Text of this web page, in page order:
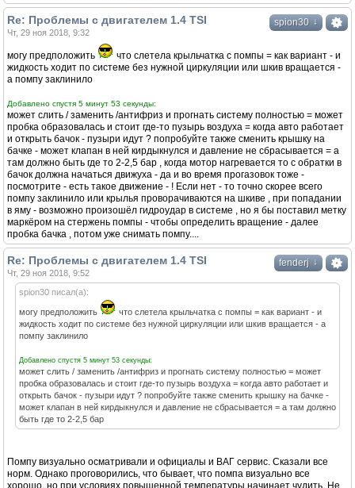
spion30 ↓
Re: Проблемы с двигателем 1.4 TSI
Чт, 29 ноя 2018, 9:32
могу предположить
что слетела крыльчатка с помпы = как вариант - и
жидкость ходит по системе без нужной циркуляции или шкив вращается -
а помпу заклинило
Добавлено спустя 5 минут 53 секунды:
может слить / заменить /антифриз и прогнать систему полностью = может
пробка образовалась и стоит где-то пузырь воздуха = когда авто работает
и открыть бачок - пузыри идут ? попробуйте также сменить крышку на
бачке - может клапан в ней кирдыкнулся и давление не сбрасывается = а
там должно быть где то 2-2,5 бар , когда мотор нагревается то с обратки в
бачок должна начаться движуха - да и во время прогазовок тоже -
посмотрите - есть такое движение - ! Если нет - то точно скорее всего
помпу заклинило или крылья проворачиваются на шкиве , при попадании
в яму - возможно произошёл гидроудар в системе , но я бы поставил метку
маркёром на стержень помпы - чтобы определить вращение - далее
пробка бачка , потом уже снимать помпу....
fenderj ↓
Re: Проблемы с двигателем 1.4 TSI
Чт, 29 ноя 2018, 9:52
spion30 писал(а):
могу предположить
что слетела крыльчатка с помпы = как вариант - и
жидкость ходит по системе без нужной циркуляции или шкив вращается - а
помпу заклинило
Добавлено спустя 5 минут 53 секунды:
может слить / заменить /антифриз и прогнать систему полностью = может
пробка образовалась и стоит где-то пузырь воздуха = когда авто работает и
открыть бачок - пузыри идут ? попробуйте также сменить крышку на бачке -
может клапан в ней кирдыкнулся и давление не сбрасывается = а там должно
быть где то 2-2,5 бар
Помпу визуально осматривали и официалы и ВАГ сервис. Сказали все
норм. Однако проговорились, что бывает, что помпа визуально все
хорошо, но при условиях повышенной температуры начинает чудить. Не